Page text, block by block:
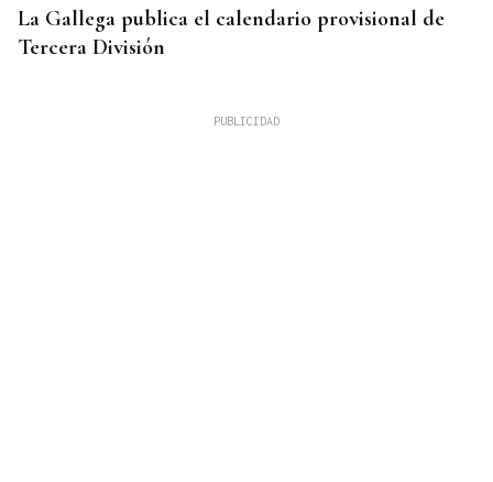
La Gallega publica el calendario provisional de
Tercera División